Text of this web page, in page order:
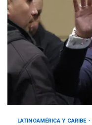
LATINOAMÉRICA Y CARIBE